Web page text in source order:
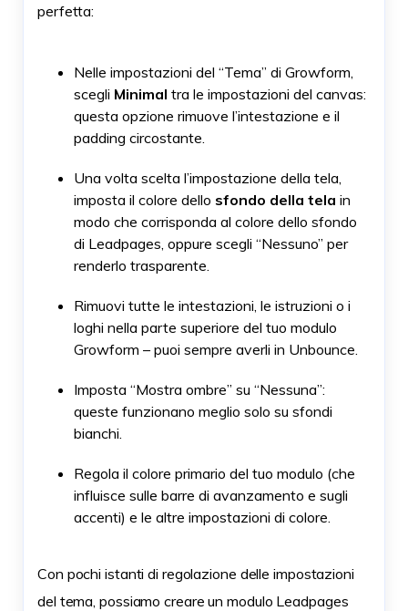
perfetta:
Nelle impostazioni del “Tema” di Growform,
scegli Minimal tra le impostazioni del canvas:
questa opzione rimuove l’intestazione e il
padding circostante.
Una volta scelta l’impostazione della tela,
imposta il colore dello sfondo della tela in
modo che corrisponda al colore dello sfondo
di Leadpages, oppure scegli “Nessuno” per
renderlo trasparente.
Rimuovi tutte le intestazioni, le istruzioni o i
loghi nella parte superiore del tuo modulo
Growform – puoi sempre averli in Unbounce.
Imposta “Mostra ombre” su “Nessuna”:
queste funzionano meglio solo su sfondi
bianchi.
Regola il colore primario del tuo modulo (che
influisce sulle barre di avanzamento e sugli
accenti) e le altre impostazioni di colore.
Con pochi istanti di regolazione delle impostazioni
del tema, possiamo creare un modulo Leadpages